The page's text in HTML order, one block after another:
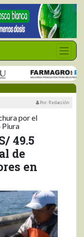
Por: Redacción
por el
Piura
49.5
de
en